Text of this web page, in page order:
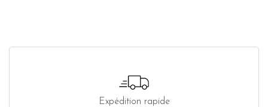
Expédition rapide